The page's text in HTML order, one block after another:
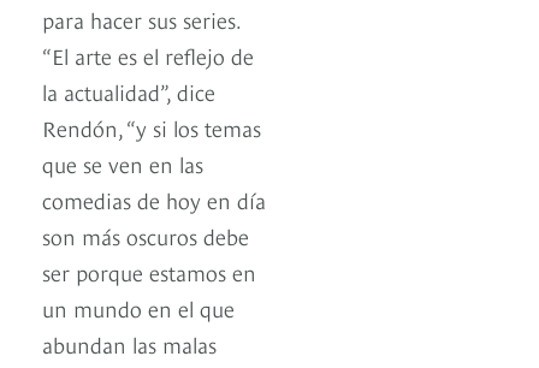
para hacer sus series.
“El arte es el reflejo de
la actualidad”, dice
Rendón, “y si los temas
que se ven en las
comedias de hoy en día
son más oscuros debe
ser porque estamos en
un mundo en el que
abundan las malas